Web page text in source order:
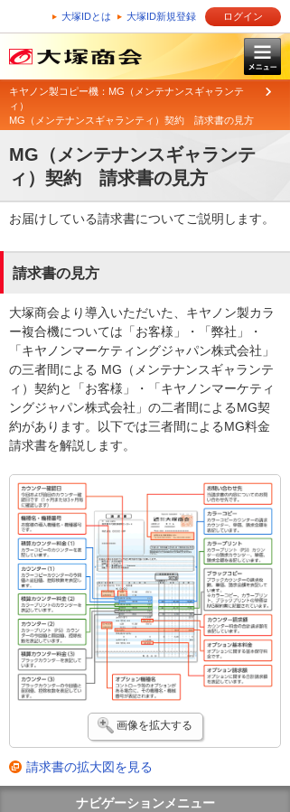
大塚IDとは 大塚ID新規登録 ログイン
キヤノン製コピー機：MG（メンテナンスギャランテ
ィ）
MG（メンテナンスギャランティ）契約 請求書の見方
MG（メンテナンスギャランテ
ィ）契約 請求書の見方
お届けしている請求書についてご説明します。
請求書の見方
大塚商会より導入いただいた、キヤノン製カラ
ー複合機については「お客様」・「弊社」・
「キヤノンマーケティングジャパン株式会社」
の三者間による MG（メンテナンスギャランテ
ィ）契約と「お客様」・「キヤノンマーケティ
ングジャパン株式会社」の二者間によるMG契
約があります。以下では三者間によるMG料金
請求書を解説します。
画像を拡大する
請求書の拡大図を見る
ナビゲーションメニュー